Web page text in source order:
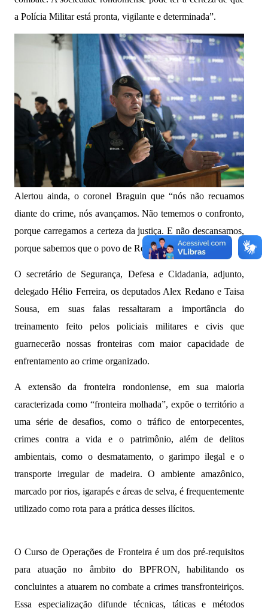
a Polícia Militar está pronta, vigilante e determinada”.
Alertou ainda, o coronel Braguin que “nós não recuamos
diante do crime, nós avançamos. Não tememos o confronto,
porque carregamos a certeza da justiça. E não descansamos,
porque sabemos que o povo de Rondônia confia em nós”.
O secretário de Segurança, Defesa e Cidadania, adjunto,
delegado Hélio Ferreira, os deputados Alex Redano e Taisa
Sousa, em suas falas ressaltaram a importância do
treinamento feito pelos policiais militares e civis que
guarnecerão nossas fronteiras com maior capacidade de
enfrentamento ao crime organizado.
A extensão da fronteira rondoniense, em sua maioria
caracterizada como “fronteira molhada”, expõe o território a
uma série de desafios, como o tráfico de entorpecentes,
crimes contra a vida e o patrimônio, além de delitos
ambientais, como o desmatamento, o garimpo ilegal e o
transporte irregular de madeira. O ambiente amazônico,
marcado por rios, igarapés e áreas de selva, é frequentemente
utilizado como rota para a prática desses ilícitos.
O Curso de Operações de Fronteira é um dos pré-requisitos
para atuação no âmbito do BPFRON, habilitando os
concluintes a atuarem no combate a crimes transfronteiriços.
Essa especialização difunde técnicas, táticas e métodos